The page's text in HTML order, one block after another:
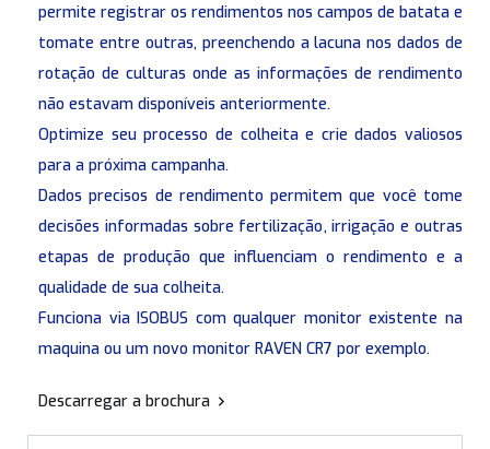
permite registrar os rendimentos nos campos de batata e
tomate entre outras, preenchendo a lacuna nos dados de
rotação de culturas onde as informações de rendimento
não estavam disponíveis anteriormente.
Optimize seu processo de colheita e crie dados valiosos
para a próxima campanha.
Dados precisos de rendimento permitem que você tome
decisões informadas sobre fertilização, irrigação e outras
etapas de produção que influenciam o rendimento e a
qualidade de sua colheita.
Funciona via ISOBUS com qualquer monitor existente na
maquina ou um novo monitor RAVEN CR7 por exemplo.
Descarregar a brochura